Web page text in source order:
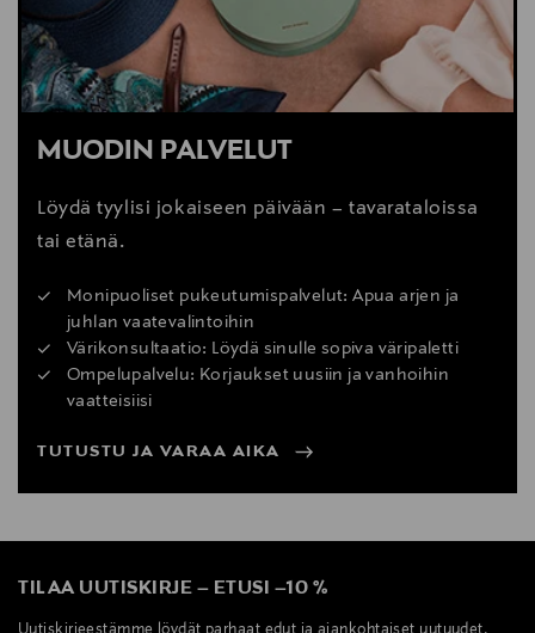
MUODIN PALVELUT
Löydä tyylisi jokaiseen päivään – tavarataloissa
tai etänä.
Monipuoliset pukeutumispalvelut: Apua arjen ja
juhlan vaatevalintoihin
Värikonsultaatio: Löydä sinulle sopiva väripaletti
Ompelupalvelu: Korjaukset uusiin ja vanhoihin
vaatteisiisi
TUTUSTU JA VARAA AIKA
TILAA UUTISKIRJE – ETUSI –10 %